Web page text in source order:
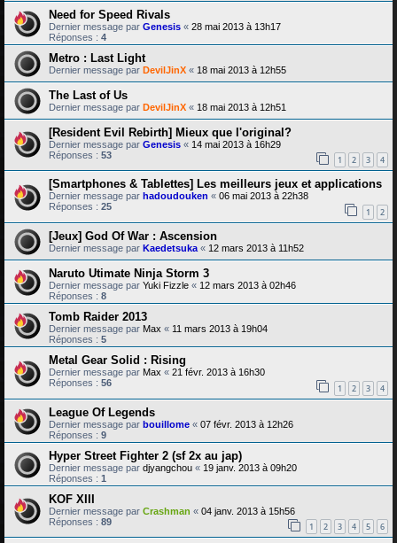
Need for Speed Rivals
Dernier message par Genesis « 28 mai 2013 à 13h17
Réponses : 4
Metro : Last Light
Dernier message par DevilJinX « 18 mai 2013 à 12h55
The Last of Us
Dernier message par DevilJinX « 18 mai 2013 à 12h51
[Resident Evil Rebirth] Mieux que l'original?
Dernier message par Genesis « 14 mai 2013 à 16h29
Réponses : 53 1 2 3 4
[Smartphones & Tablettes] Les meilleurs jeux et applications
Dernier message par hadoudouken « 06 mai 2013 à 22h38
Réponses : 25 1 2
[Jeux] God Of War : Ascension
Dernier message par Kaedetsuka « 12 mars 2013 à 11h52
Naruto Utimate Ninja Storm 3
Dernier message par Yuki Fizzle « 12 mars 2013 à 02h46
Réponses : 8
Tomb Raider 2013
Dernier message par Max « 11 mars 2013 à 19h04
Réponses : 5
Metal Gear Solid : Rising
Dernier message par Max « 21 févr. 2013 à 16h30
Réponses : 56 1 2 3 4
League Of Legends
Dernier message par bouillome « 07 févr. 2013 à 12h26
Réponses : 9
Hyper Street Fighter 2 (sf 2x au jap)
Dernier message par djyangchou « 19 janv. 2013 à 09h20
Réponses : 1
KOF XIII
Dernier message par Crashman « 04 janv. 2013 à 15h56
Réponses : 89 1 2 3 4 5 6